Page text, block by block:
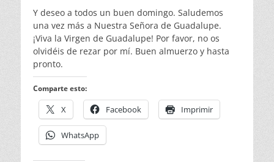
Y deseo a todos un buen domingo. Saludemos
una vez más a Nuestra Señora de Guadalupe.
¡Viva la Virgen de Guadalupe! Por favor, no os
olvidéis de rezar por mí. Buen almuerzo y hasta
pronto.
Comparte esto:
X Facebook Imprimir
WhatsApp